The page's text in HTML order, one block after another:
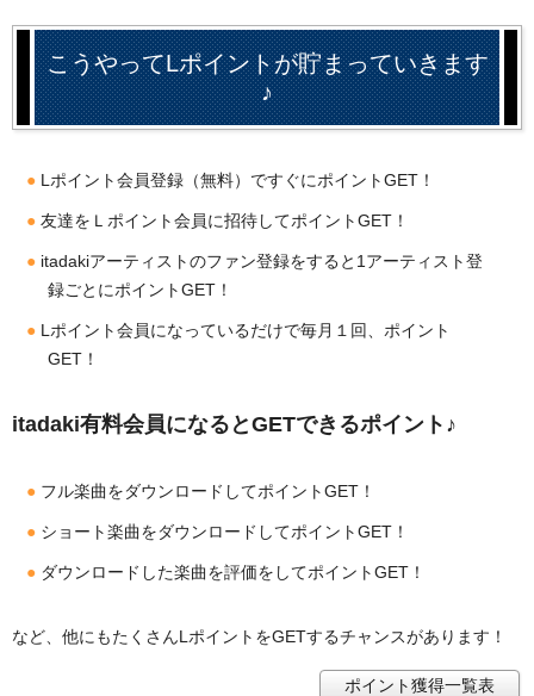
こうやってLポイントが貯まっていきます
♪
Lポイント会員登録（無料）ですぐにポイントGET！
友達をＬポイント会員に招待してポイントGET！
itadakiアーティストのファン登録をすると1アーティスト登
録ごとにポイントGET！
Lポイント会員になっているだけで毎月１回、ポイント
GET！
itadaki有料会員になるとGETできるポイント♪
フル楽曲をダウンロードしてポイントGET！
ショート楽曲をダウンロードしてポイントGET！
ダウンロードした楽曲を評価をしてポイントGET！
など、他にもたくさんLポイントをGETするチャンスがあります！
ポイント獲得一覧表